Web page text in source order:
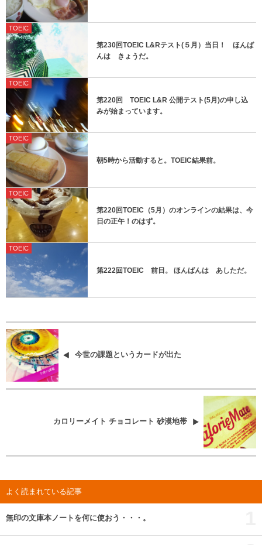
TOEIC
第230回TOEIC L&Rテスト(５月）当日！ ほんば
んは きょうだ。
TOEIC
第220回 TOEIC L&R 公開テスト(5月)の申し込
みが始まっています。
TOEIC
朝5時から活動すると。TOEIC結果前。
TOEIC
第220回TOEIC（5月）のオンラインの結果は、今
日の正午！のはず。
TOEIC
第222回TOEIC 前日。 ほんばんは あしただ。
今世の課題というカードが出た
カロリーメイト チョコレート 砂漠地帯
よく読まれている記事
無印の文庫本ノートを何に使おう・・・。